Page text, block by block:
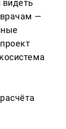
врачам —